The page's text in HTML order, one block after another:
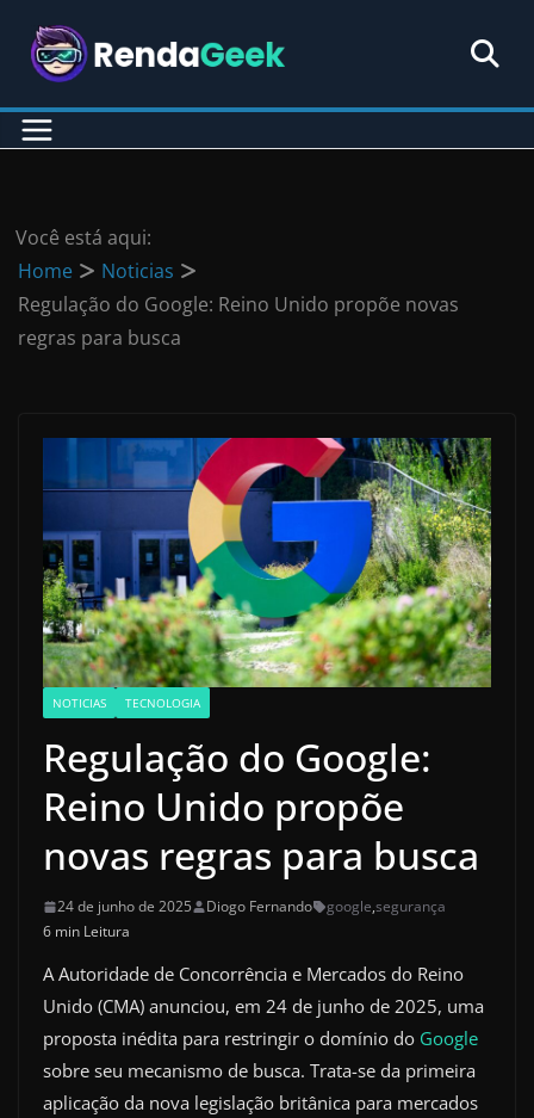
para
conteúdo
Você está aqui:
Home
Noticias
Regulação do Google: Reino Unido propõe novas
regras para busca
NOTICIAS TECNOLOGIA
Regulação do Google:
Reino Unido propõe
novas regras para busca
24 de junho de 2025 Diogo Fernando google,segurança
6 min Leitura
A Autoridade de Concorrência e Mercados do Reino
Unido (CMA) anunciou, em 24 de junho de 2025, uma
proposta inédita para restringir o domínio do Google
sobre seu mecanismo de busca. Trata-se da primeira
aplicação da nova legislação britânica para mercados